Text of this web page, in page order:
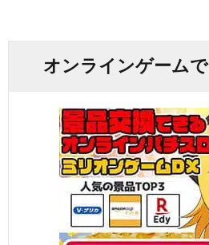
オンラインゲーム